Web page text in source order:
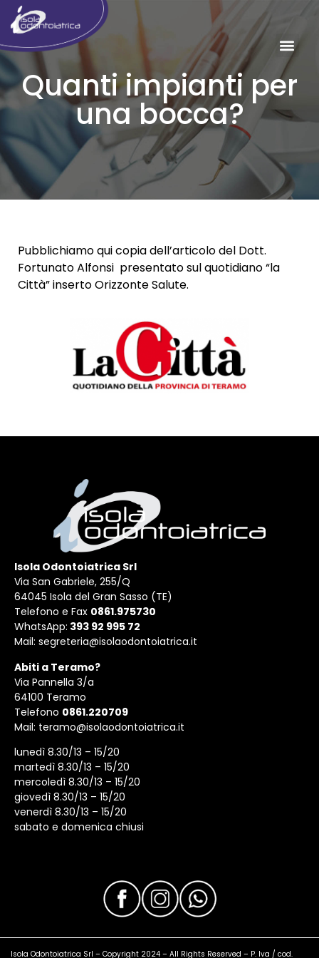
Quanti impianti per
una bocca?
Pubblichiamo qui copia dell’articolo del Dott.
Fortunato Alfonsi presentato sul quotidiano “la
Città” inserto Orizzonte Salute.
Isola Odontoiatrica Srl
Via San Gabriele, 255/Q
64045 Isola del Gran Sasso (TE)
Telefono e Fax 0861.975730
WhatsApp: 393 92 995 72
Mail: segreteria@isolaodontoiatrica.it
Abiti a Teramo?
Via Pannella 3/a
64100 Teramo
Telefono 0861.220709
Mail: teramo@isolaodontoiatrica.it
lunedì 8.30/13 – 15/20
martedì 8.30/13 – 15/20
mercoledì 8.30/13 – 15/20
giovedì 8.30/13 – 15/20
venerdì 8.30/13 – 15/20
sabato e domenica chiusi
Isola Odontoiatrica Srl – Copyright 2024 – All Rights Reserved – P. Iva / cod.